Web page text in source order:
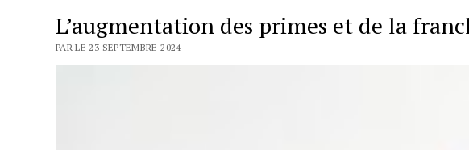
L’augmentation des primes et de la
PAR LE 23 SEPTEMBRE 2024